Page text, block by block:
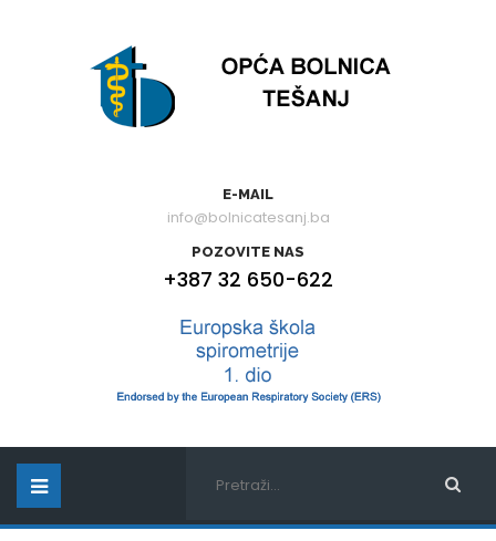
E-MAIL
info@bolnicatesanj.ba
POZOVITE NAS
+387 32 650-622